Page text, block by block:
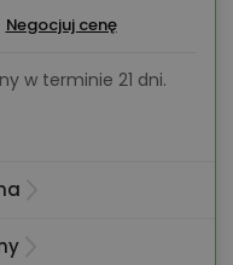
Negocjuj cenę
w terminie 21 dni.